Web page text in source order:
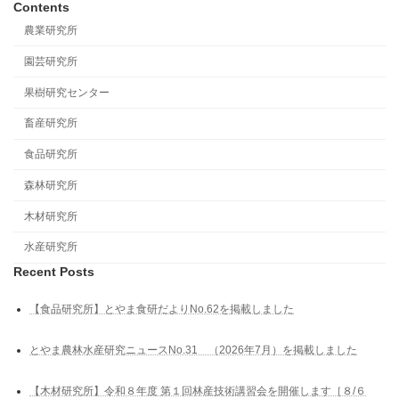
Contents
農業研究所
園芸研究所
果樹研究センター
畜産研究所
食品研究所
森林研究所
木材研究所
水産研究所
Recent Posts
【食品研究所】とやま食研だよりNo.62を掲載しました
とやま農林水産研究ニュースNo.31 （2026年7月）を掲載しました
【木材研究所】令和８年度 第１回林産技術講習会を開催します［８/６